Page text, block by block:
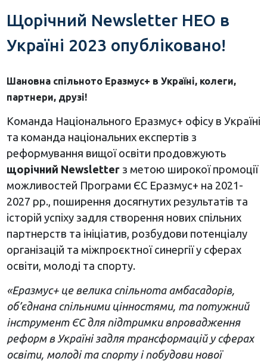
Щорічний Newsletter НЕО в
Україні 2023 опубліковано!
Шановна спільното Еразмус+ в Україні, колеги,
партнери, друзі!
Команда Національного Еразмус+ офісу в Україні
та команда національних експертів з
реформування вищої освіти продовжують
щорічний Newsletterз метою широкої промоції
можливостей Програми ЄС Еразмус+ на 2021-
2027 рр., поширення досягнутих результатів та
історій успіху задля створення нових спільних
партнерств та ініціатив, розбудови потенціалу
організацій та міжпроєктної синергії у сферах
освіти, молоді та спорту.
«Еразмус+ це велика спільнота амбасадорів,
об’єднана спільними цінностями, та потужний
інструмент ЄС для підтримки впровадження
реформ в Україні задля трансформацій у сферах
освіти, молоді та спорту і побудови нової